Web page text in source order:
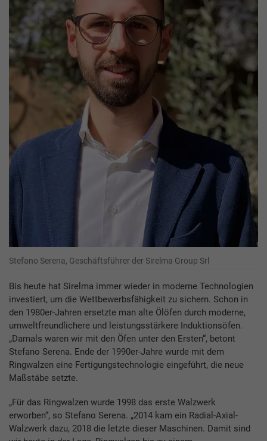
Stefano Serena, Geschäftsführer der Sirelma Group Srl
Bis heute hat Sirelma immer wieder in moderne Technologien
investiert, um die Wettbewerbsfähigkeit zu sichern. Schon in
den 1980er-Jahren ersetzte man alte Ölöfen durch moderne,
umweltfreundlichere und leistungsstärkere Induktionsöfen.
„Damals waren wir mit den Öfen unter den Ersten“, betont
Stefano Serena. Ende der 1990er-Jahre wurde mit dem
Ringwalzen eine Fertigungstechnologie eingeführt, die neue
Maßstäbe setzte.
„Für das Ringwalzen wurde 1998 das erste Walzwerk
erworben“, so Stefano Serena. „2014 kam ein Radial-Axial-
Walzwerk dazu, 2018 die letzte dieser Maschinen. Damit sind